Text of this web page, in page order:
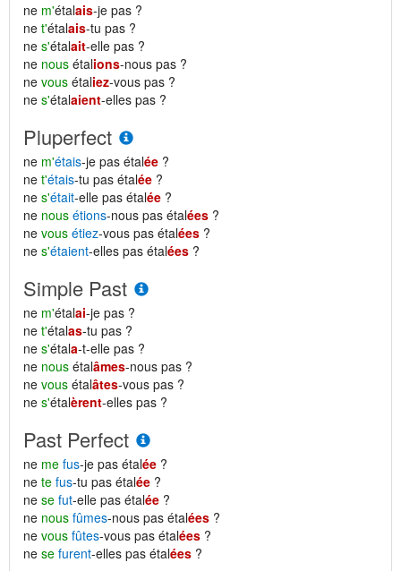
ne m'étalais-je pas ?
ne t'étalais-tu pas ?
ne s'étalait-elle pas ?
ne nous étalions-nous pas ?
ne vous étaliez-vous pas ?
ne s'étalaient-elles pas ?
Pluperfect
ne m'étais-je pas étalée ?
ne t'étais-tu pas étalée ?
ne s'était-elle pas étalée ?
ne nous étions-nous pas étalées ?
ne vous étiez-vous pas étalées ?
ne s'étaient-elles pas étalées ?
Simple Past
ne m'étalai-je pas ?
ne t'étalas-tu pas ?
ne s'étala-t-elle pas ?
ne nous étalâmes-nous pas ?
ne vous étalâtes-vous pas ?
ne s'étalèrent-elles pas ?
Past Perfect
ne me fus-je pas étalée ?
ne te fus-tu pas étalée ?
ne se fut-elle pas étalée ?
ne nous fûmes-nous pas étalées ?
ne vous fûtes-vous pas étalées ?
ne se furent-elles pas étalées ?